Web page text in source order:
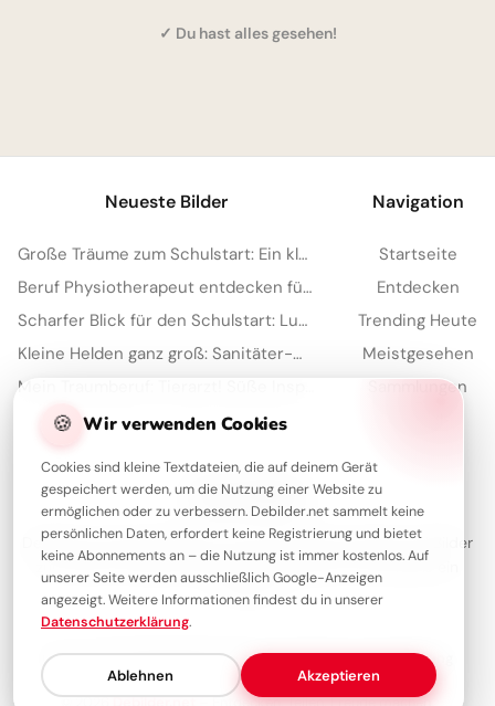
✓ Du hast alles gesehen!
🍪 Wir verwenden Cookies
Cookies sind kleine Textdateien, die auf deinem Gerät
gespeichert werden, um die Nutzung einer Website zu
ermöglichen oder zu verbessern. Debilder.net sammelt keine
persönlichen Daten, erfordert keine Registrierung und bietet
keine Abonnements an – die Nutzung ist immer kostenlos. Auf
unserer Seite werden ausschließlich Google-Anzeigen
angezeigt. Weitere Informationen findest du in unserer
Datenschutzerklärung.
Ablehnen Akzeptieren
Neueste Bilder
Große Träume zum Schulstart: Ein kleiner Feuerwehrmann für YouTube
Beruf Physiotherapeut entdecken für YouTube: Eine spannende Lektion
Scharfer Blick für den Schulstart: Lustige Bilder für WhatsApp
Kleine Helden ganz groß: Sanitäter-Motivation für WhatsApp zum neuen Schuljahr
Navigation
Startseite
Entdecken
Trending Heute
Meistgesehen
Sammlungen
Über Debilder
Debilder ist deine Plattform für die schönsten Grüße und Bilder
zum Teilen. Entdecke unsere Sammlung und verschenke ein
Lächeln!
Über unsKontaktRedaktionImpressumDatenschutzerklärung
© 2026Debilder.net– Entdecken. Teilen. Freude machen.